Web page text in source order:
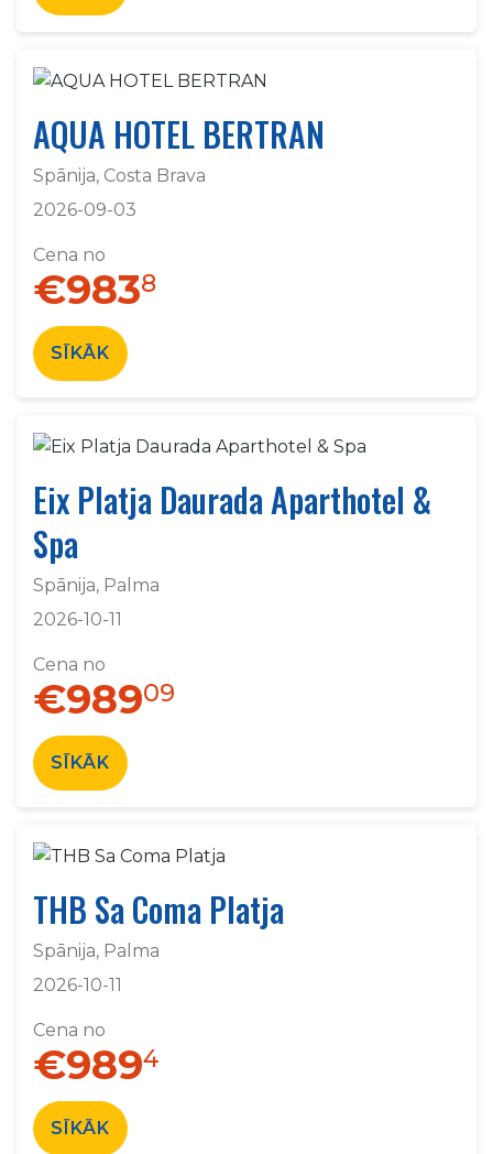
AQUA HOTEL BERTRAN
Spānija, Costa Brava
2026-09-03
Cena no
€9838
SĪKĀK
Eix Platja Daurada Aparthotel &
Spa
Spānija, Palma
2026-10-11
Cena no
€98909
SĪKĀK
THB Sa Coma Platja
Spānija, Palma
2026-10-11
Cena no
€9894
SĪKĀK